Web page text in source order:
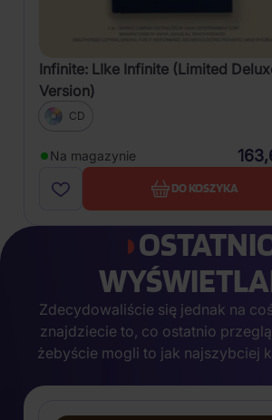
Infinite: LIke Infinite (Limited
Version)
CD
Na magazynie
DO KOSZYKA
Zdecydowaliście się jednak na
znajdziecie to, co ostatnio
żebyście mogli to jak najszybciej